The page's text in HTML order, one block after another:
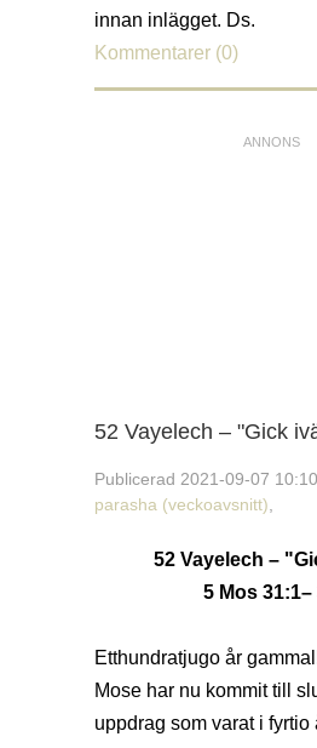
innan inlägget. Ds.
Kommentarer (0)
52 Vayelech – "Gick
Publicerad 2021-09-07
parasha (veckoavsnitt)
52 Vayelech –
5 Mos 31:1–
Etthundratjugo år
Mose har nu kommit till
uppdrag som varat i fyrtio